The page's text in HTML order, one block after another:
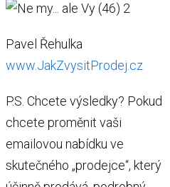
Pavel Řehulka
www.JakZvysitProdej.cz
P.S. Chcete výsledky? Pokud
chcete proměnit vaši
emailovou nabídku ve
skutečného „prodejce“, který